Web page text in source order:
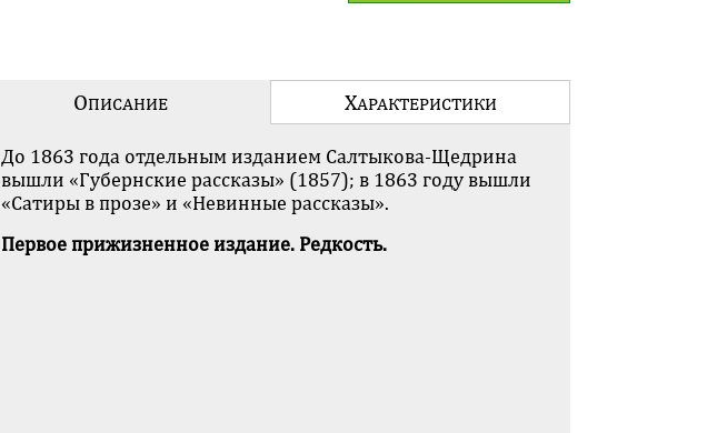
ОПИСАНИЕ ХАРАКТЕ­РИСТИКИ
До 1863 года отдельным изданием Салтыкова-Щедрина
вышли «Губернские рассказы» (1857); в 1863 году вышли
«Сатиры в прозе» и «Невинные рассказы».
Первое прижизненное издание. Редкость.